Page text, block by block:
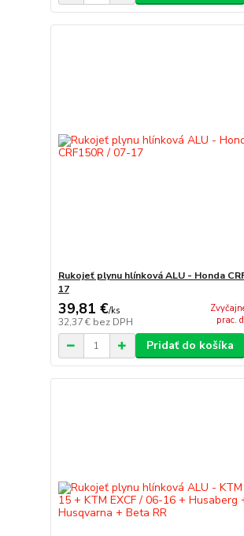
Rukojeť plynu hlínková ALU - Honda
17
39,81 €/ks
32,37 € bez DPH
prac.
Pridať do košíka